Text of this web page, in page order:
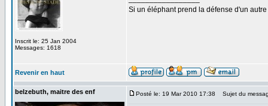
Inscrit le: 25 Jan 2004
Messages: 1618
Si un éléphant prend la défense d'un
Revenir en haut
belzebuth, maitre des enf Posté le: 19 Mar 2010 17:38 Sujet du